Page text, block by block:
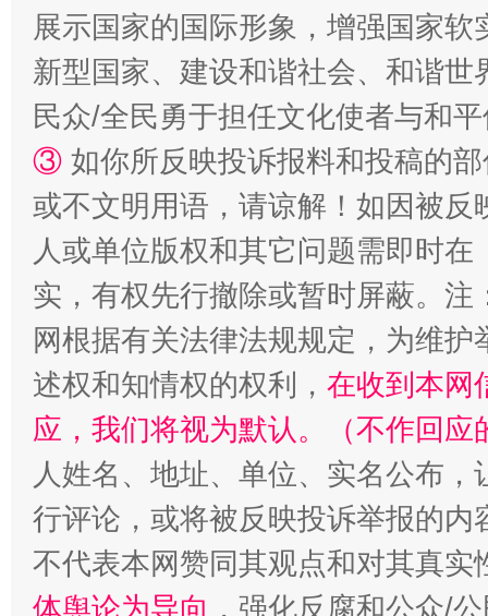
招工难、用工荒背后
展示国家的国际形象，增强国家
新型国家、建设和谐社会、和谐
民众/全民勇于担任文化使者与和
③ 如你所反映投诉报料和投稿的
或不文明用语，请谅解！如因被
人或单位版权和其它问题需即时在
实，有权先行撤除或暂时屏蔽。
网根据有关法律法规规定，为维
述权和知情权的权利， 在收到本网
应，我们将视为默认。（不作回应
人姓名、地址、单位、实名公布
行评论，或将被反映投诉举报的
不代表本网赞同其观点和对其真实
体舆论为导向 ，强化反腐和公众/